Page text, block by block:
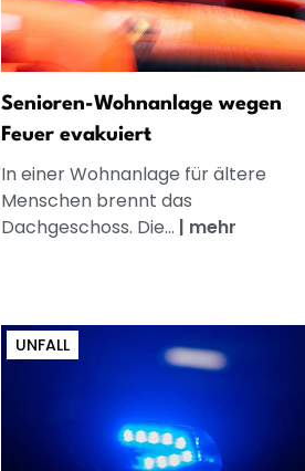
Senioren-Wohnanlage wegen
Feuer evakuiert
In einer Wohnanlage für ältere
Menschen brennt das
Dachgeschoss. Die... | mehr
UNFALL